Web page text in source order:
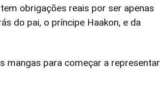
obrigações reais por ser apenas
do pai, o príncipe Haakon, e da
mangas para começar a representar